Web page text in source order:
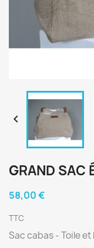

GRAND SAC
58,00 €
TTC
Sac cabas - Toile et